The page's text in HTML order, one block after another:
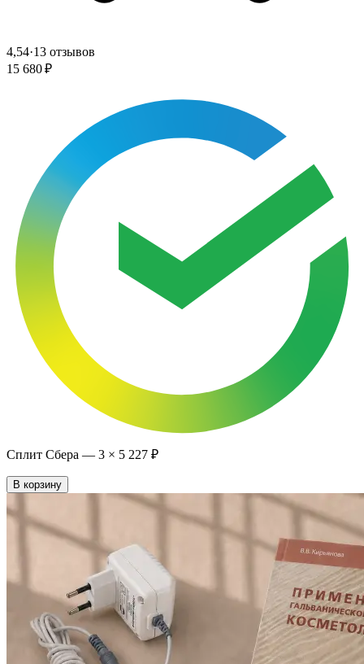
4,54·13 отзывов
15 680 ₽
Сплит Сбера — 3 × 5 227 ₽
В корзину